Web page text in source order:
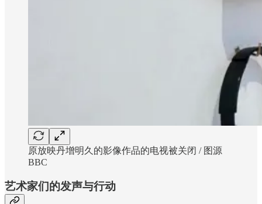
原放映丹增明久的影像作品的电视被关闭 / 图源
BBC
艺术家们的发声与行动